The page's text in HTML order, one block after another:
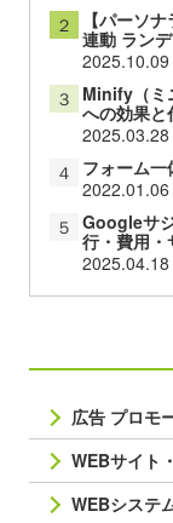
２
【パーソ
連動 ラン
2025.10.09
３ Minify（ミ
への効果と
2025.03.28
４ フォーム
2022.01.06
５ Googleサ
行・費用・
2025.04.18
広告 プロモ
WEBサイト
WEBシステ